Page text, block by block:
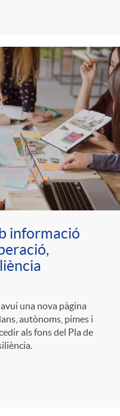
informació
una nova pàgina
autònoms, pimes i
als fons del Pla de